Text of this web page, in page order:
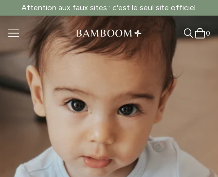
Attention aux faux sites : c'est le seul site officiel.
0